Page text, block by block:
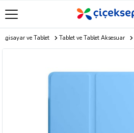
ve Tablet Tablet ve Tablet Aksesuar